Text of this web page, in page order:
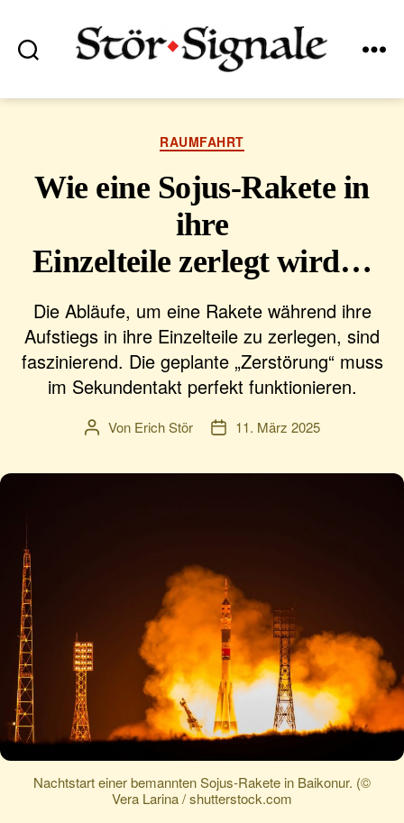
Kategorien
RAUMFAHRT
Wie eine Sojus-Rakete in
ihre
Einzelteile zerlegt wird…
Die Abläufe, um eine Rakete während ihre
Aufstiegs in ihre Einzelteile zu zerlegen, sind
faszinierend. Die geplante „Zerstörung“ muss
im Sekundentakt perfekt funktionieren.
Beitragsautor
Von Erich Stör Veröffentlichungsdatum
11. März 2025
Nachtstart einer bemannten Sojus-Rakete in Baikonur. (©
Vera Larina / shutterstock.com